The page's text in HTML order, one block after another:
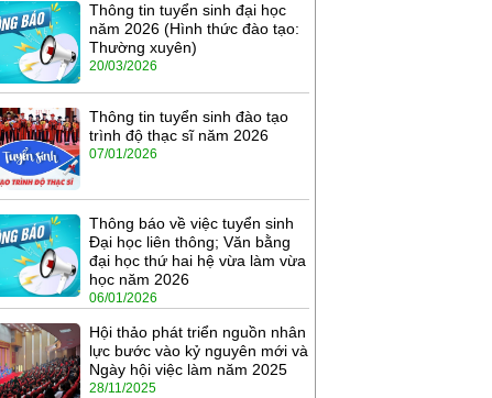
Thông tin tuyển sinh đại học
năm 2026 (Hình thức đào tạo:
Thường xuyên)
20/03/2026
Thông tin tuyển sinh đào tạo
trình độ thạc sĩ năm 2026
07/01/2026
Thông báo về việc tuyển sinh
Đại học liên thông; Văn bằng
đại học thứ hai hệ vừa làm vừa
học năm 2026
06/01/2026
Hội thảo phát triển nguồn nhân
lực bước vào kỷ nguyên mới và
Ngày hội việc làm năm 2025
28/11/2025